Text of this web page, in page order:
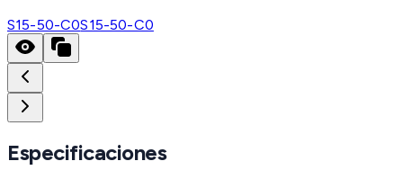
S15-50-C0S15-50-C0
Especificaciones